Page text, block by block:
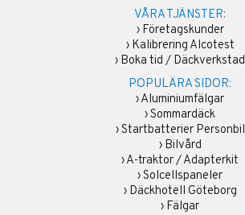
VÅRA TJÄNSTER:
› Företagskunder
› Kalibrering Alcotest
› Boka tid / Däckverkstad
POPULÄRA SIDOR:
›Aluminiumfälgar
›Sommardäck
›Startbatterier Personbil
› Bilvård
›A-traktor / Adapterkit
›Solcellspaneler
› Däckhotell Göteborg
› Fälgar